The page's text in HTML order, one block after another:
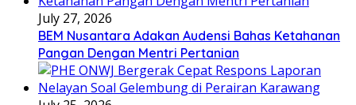
July 27, 2026
BEM Nusantara Adakan Audensi Bahas Ketahanan
Pangan Dengan Mentri Pertanian